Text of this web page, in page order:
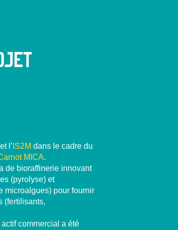
et l’ IS2M dans le cadre du
MICA.
de bioraffinerie innovant
(pyrolyse) et
microalgues) pour fournir
(fertilisants,
commercial a été